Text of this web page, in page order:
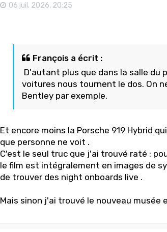
06 juil. 2026, 20:25
François a écrit :
D'autant plus que dans la salle
voitures nous tournent le dos. On
Bentley par exemple.
Et encore moins la Porsche 919 Hybrid
que personne ne voit .
C'est le seul truc que j'ai trouvé raté :
le film est intégralement en images de
de trouver des night onboards live .
Mais sinon j'ai trouvé le nouveau musée